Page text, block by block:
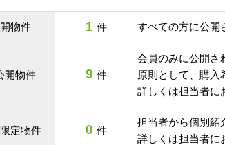
物件 1 件 すべての方に公開
開物件 9 件
会員のみに公開さ
原則として、購入
詳しくは担当者に
定物件 0 件
担当者から個別紹
詳しくは担当者に